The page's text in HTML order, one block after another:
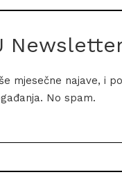
mjesečne najave, i
No spam.